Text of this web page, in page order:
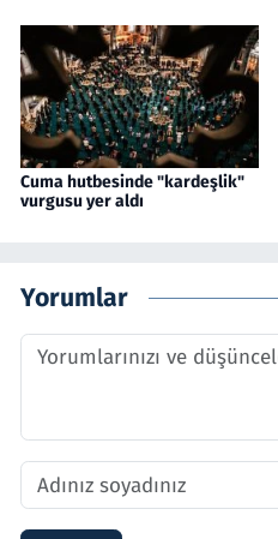
Cuma hutbesinde "kardeşlik"
vurgusu yer aldı
Yorumlar